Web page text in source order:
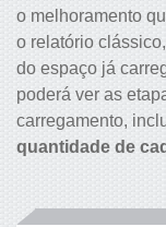
o melhoramento
o relatório
do espaço já
poderá ver as
carregamento,
quantidade de